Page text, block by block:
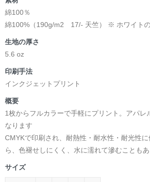
綿100％
綿100%（190g/m2 17/- 天竺） ※ ホワイト
生地の厚さ
5.6 oz
印刷手法
インクジェットプリント
概要
1枚からフルカラーで手軽にプリント。アパレ
なります
CMYKで印刷され、耐熱性・耐水性・耐光性
ら、色褪せしにくく、水に濡れて滲むこともあ
サイズ